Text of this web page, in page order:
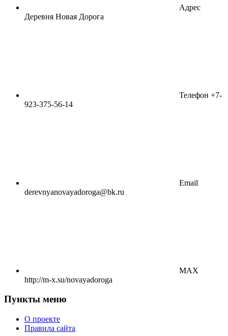
Адрес
Деревня Новая Дорога
Телефон +7-
923-375-56-14
Email
derevnyanovayadoroga@bk.ru
MAX
http://m-x.su/novayadoroga
Пункты меню
О проекте
Правила сайта